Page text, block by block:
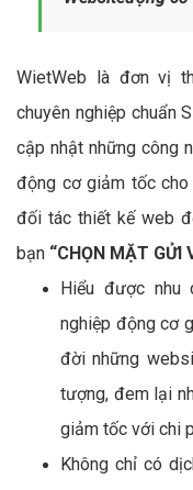
WietWeb là đơn vị
chuyên nghiệp chuẩn
cập nhật những công
động cơ giảm tốc cho
đối tác thiết kế web
bạn “CHỌN MẶT GỬI
Hiểu được nhu
nghiệp động cơ
đời những
tượng, đem lại
giảm tốc với chi
Không chỉ có